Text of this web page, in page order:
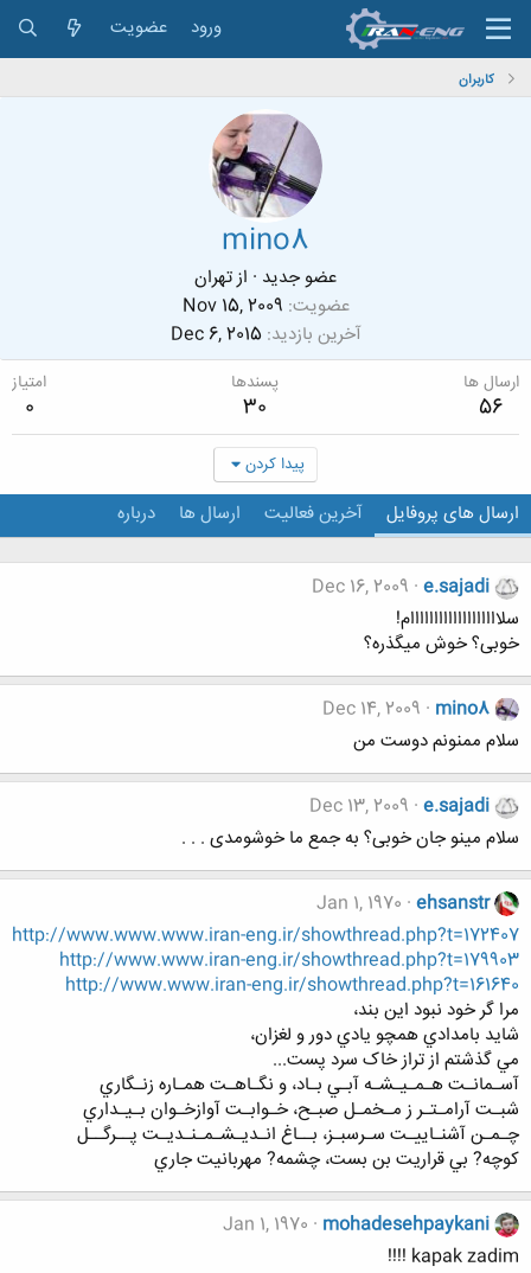
ورود عضویت
کاربران
mino8
عضو جدید · ازتهران
عضویت Nov 15, 2009
آخرین بازدید Dec 6, 2015
ارسال ها
56
پسندها
30
امتیاز
0
پیدا کردن
ارسال های پروفایل آخرین فعالیت ارسال ها درباره
e.sajadi
Dec 16, 2009
سلااااااااااااااااااام!
خوبی؟ خوش میگذره؟
mino8
Dec 14, 2009
سلام ممنونم دوست من
e.sajadi
Dec 13, 2009
سلام مینو جان خوبی؟ به جمع ما خوشومدی . . .
ehsanstr
Jan 1, 1970
http://www.www.www.iran-eng.ir/showthread.php?t=172407
http://www.www.iran-eng.ir/showthread.php?t=179903
http://www.www.iran-eng.ir/showthread.php?t=161640
مرا گر خود نبود اين بند،
شايد بامدادي همچو يادي دور و لغزان،
مي گذشتم از تراز خاک سرد پست...
آسـمانـت هـمـيـشـه آبـي بـاد، و نگـاهـت همـاره زنـگاري
شبـت آرامـتـر ز مـخمـل صبـح، خـوابـت آوازخـوان بـيـداري
چـمـن آشنـاييـت سـرسبـز، بــاغ انـديـشـمـنـديـت پــرگــل
کوچه? بي قراريت بن بست، چشمه? مهربانيت جاري
mohadesehpaykani
Jan 1, 1970
kapak zadim !!!!